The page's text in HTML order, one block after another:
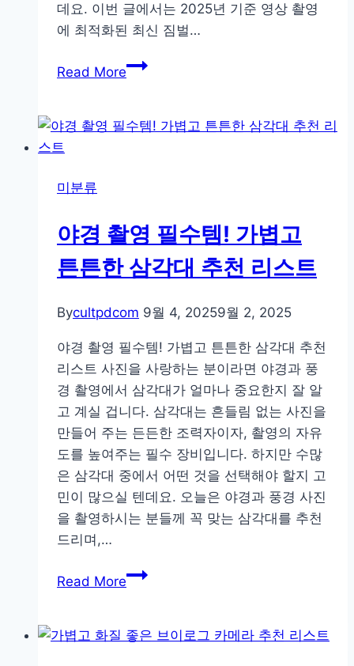
데요. 이번 글에서는 2025년 기준 영상 촬영
에 최적화된 최신 짐벌…
Read More흔
없
최
신
짐
모
델
비
교
분
석
미분류
야경 촬영 필수템! 가볍고
튼튼한 삼각대 추천 리스트
Bycultpdcom 9월 4, 20259월 2, 2025
야경 촬영 필수템! 가볍고 튼튼한 삼각대 추천
리스트 사진을 사랑하는 분이라면 야경과 풍
경 촬영에서 삼각대가 얼마나 중요한지 잘 알
고 계실 겁니다. 삼각대는 흔들림 없는 사진을
만들어 주는 든든한 조력자이자, 촬영의 자유
도를 높여주는 필수 장비입니다. 하지만 수많
은 삼각대 중에서 어떤 것을 선택해야 할지 고
민이 많으실 텐데요. 오늘은 야경과 풍경 사진
을 촬영하시는 분들께 꼭 맞는 삼각대를 추천
드리며,…
Read More야
영